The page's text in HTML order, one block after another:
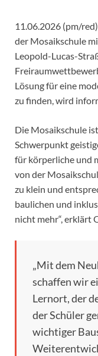
11.06.2026 (pm/
der Mosaikschule
Leopold-Lucas-
Lösung für eine
zu finden, wird
Die Mosaikschule
Schwerpunkt
für körperliche und
von der
zu klein und
baulichen und
nicht mehr“, erklärt
„Mit dem
schaffen wir
Lernort, der
der Schüler
wichtiger